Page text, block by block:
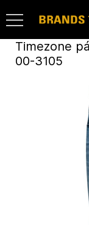
Timezone
00-3105